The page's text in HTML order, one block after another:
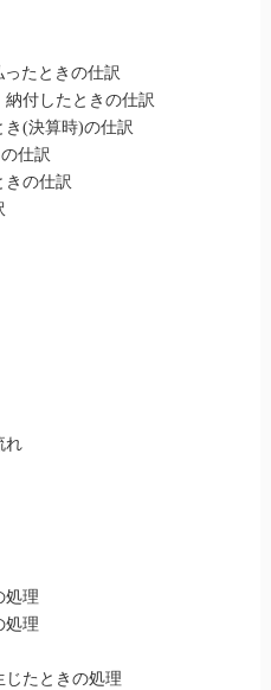
ったときの仕訳
納付したときの仕訳
き(決算時)の仕訳
仕訳
きの仕訳
れ
処理
処理
じたときの処理